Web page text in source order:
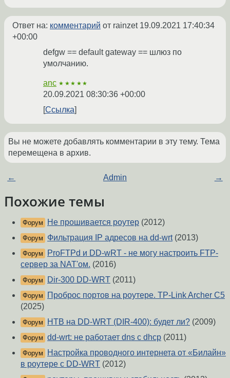
Ответ на: комментарий от rainzet 19.09.2021 17:40:34
+00:00
defgw == default gateway == шлюз по
умолчанию.
anc ★★★★★
20.09.2021 08:30:36 +00:00
Ссылка
Вы не можете добавлять комментарии в эту тему. Тема
перемещена в архив.
← Admin →
Похожие темы
Форум Не прошивается роутер (2012)
Форум Фильтрация IP адресов на dd-wrt(2013)
Форум
ProFTPd и DD-wRT - не могу настроить FTP-
сервер за NAT'ом. (2016)
Форум Dir-300 DD-WRT (2011)
Форум
Проброс портов на роутере. TP-Link Archer C5
(2025)
Форум HTB на DD-WRT (DIR-400): будет ли? (2009)
Форум dd-wrt: не работает dns с dhcp (2011)
Форум
Настройка проводного интернета от «Билайн»
в роутере с DD-WRT (2012)